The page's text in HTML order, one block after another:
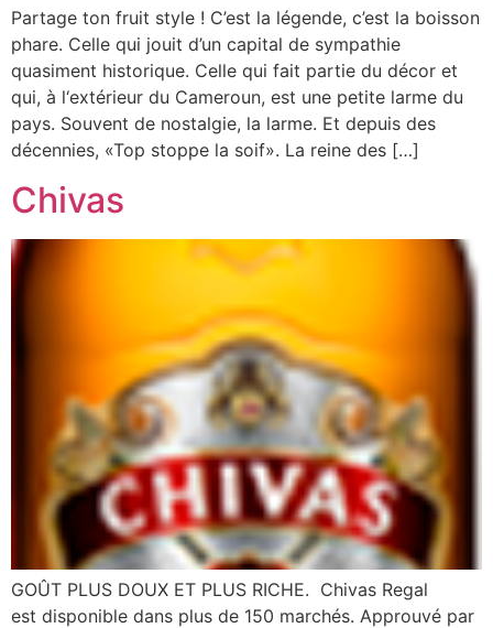
Partage ton fruit style ! C’est la légende, c’est la boisson
phare. Celle qui jouit d’un capital de sympathie
quasiment historique. Celle qui fait partie du décor et
qui, à l‘extérieur du Cameroun, est une petite larme du
pays. Souvent de nostalgie, la larme. Et depuis des
décennies, «Top stoppe la soif». La reine des […]
Chivas
GOÛT PLUS DOUX ET PLUS RICHE. Chivas Regal
est disponible dans plus de 150 marchés. Approuvé par